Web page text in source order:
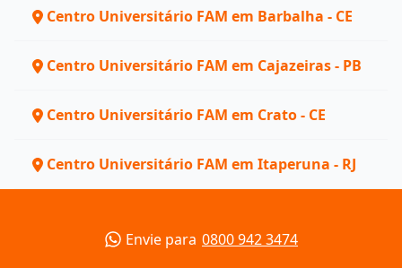
Centro Universitário FAM em Barbalha - CE
Centro Universitário FAM em Cajazeiras - PB
Centro Universitário FAM em Crato - CE
Centro Universitário FAM em Itaperuna - RJ
Envie para 0800 942 3474